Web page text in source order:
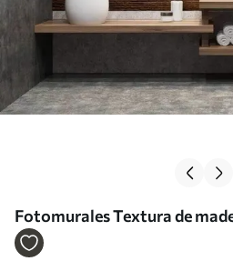
Fotomurales Textura de